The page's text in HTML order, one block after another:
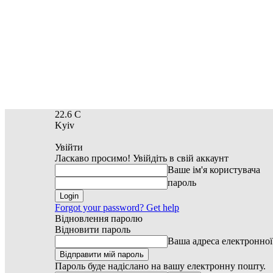
22.6 C
Kyiv
Увійти
Ласкаво просимо! Увійдіть в свій аккаунт
Ваше ім'я користувача
пароль
Forgot your password? Get help
Відновлення паролю
Відновити пароль
Ваша адреса
Пароль буде надіслано на вашу електронну пошту.